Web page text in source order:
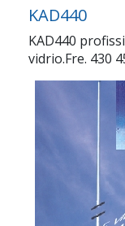
KAD440
KAD440
vidrio.Fre. 430